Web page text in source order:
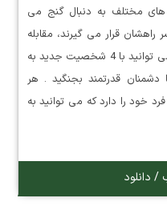
مختلف به دنبال گنج می
قرار می گیرند، مقابله
می کنند . در قسمت جدید بازی می توانید با 4 شخصیت جدید به
قدرتمند بجنگید . هر
خود را دارد که می توانید به
/ دانلود